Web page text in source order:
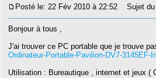
Posté le: 22 Fév 2010 à 22:52 Sujet du
Bonjour à tous ,
J'ai trouver ce PC portable que je trouve
Ordinateur-Portable-Pavilion-DV7-3145EF-
Utilisation : Bureautique , internet et jeux